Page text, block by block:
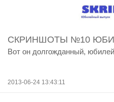
СКРИНШОТЫ №10
Вот он долгожданный,
2013-06-24 13:43:11